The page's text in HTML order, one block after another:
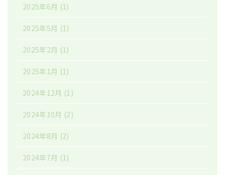
2025年6月 (1)
2025年5月 (1)
2025年2月 (1)
2025年1月 (1)
2024年12月 (1)
2024年10月 (2)
2024年8月 (2)
2024年7月 (1)